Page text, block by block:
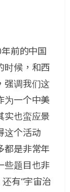
前的中国
时候，和西
强调我们这
为一个中美
实也蛮应景
这个活动
都是非常年
些题目也非
有“宇宙治